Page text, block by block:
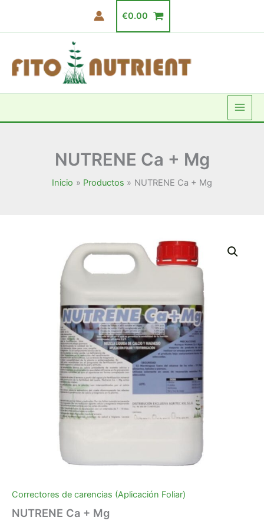
contenido
€0.00
NUTRENE Ca + Mg
Inicio Productos NUTRENE Ca + Mg
Correctores de carencias (Aplicación Foliar)
NUTRENE Ca + Mg
Rango
desde
€4.00
hasta
€16.00